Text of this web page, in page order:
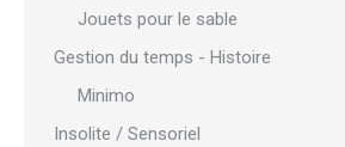
Jouets pour le sable
Gestion du temps - Histoire
Minimo
Insolite / Sensoriel